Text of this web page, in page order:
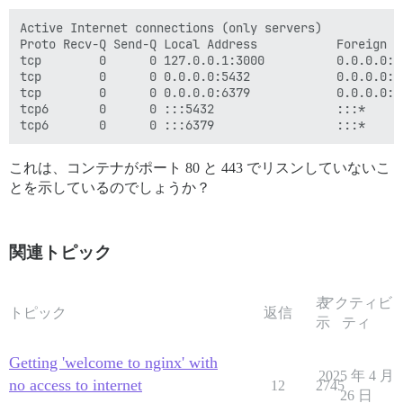
Active Internet connections (only servers)
Proto Recv-Q Send-Q Local Address
tcp        0      0 127.0.0.1:3000
tcp        0      0 0.0.0.0:5432
tcp        0      0 0.0.0.0:6379
tcp6       0      0 :::5432                 :::*
これは、コンテナがポート 80 と 443 でリスンしていないこ
とを示しているのでしょうか？
関連トピック
トピック 返信
表
示
アクティビ
ティ
Getting 'welcome to nginx' with
no access to internet
12 2745
2025 年 4 月
26 日